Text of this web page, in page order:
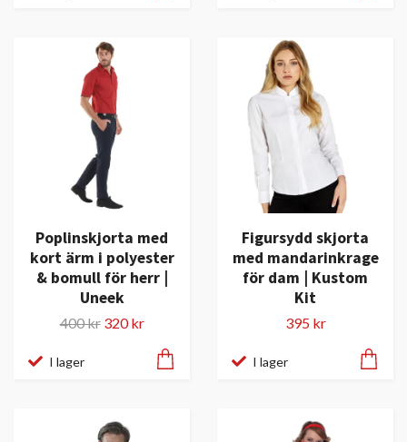
Poplinskjorta med
kort ärm i polyester
& bomull för herr |
Uneek
400 kr 320 kr
I lager
Figursydd skjorta
med mandarinkrage
för dam | Kustom
Kit
395 kr
I lager